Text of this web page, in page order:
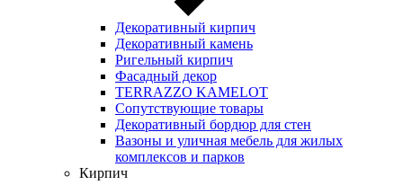
Декоративный кирпич
Декоративный камень
Ригельный кирпич
Фасадный декор
TERRAZZO KAMELOT
Сопутствующие товары
Декоративный бордюр для стен
Вазоны и уличная мебель для жилых
комплексов и парков
Кирпич